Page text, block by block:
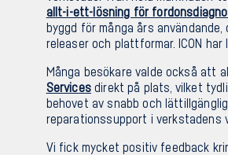
Sv En
allt-i-ett-lösning för
byggd för många års användande,
releaser och plattformar. ICON har
Många besökare valde också att
Servicesdirekt på plats, vilket
behovet av snabb och lättillgänglig
reparationssupport i verkstadens
Vi fick mycket positiv feedback